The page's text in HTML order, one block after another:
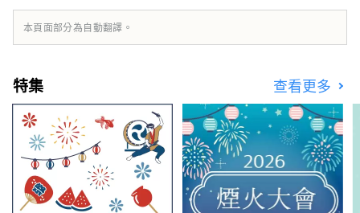
本頁面部分為自動翻譯。
特集 查看更多